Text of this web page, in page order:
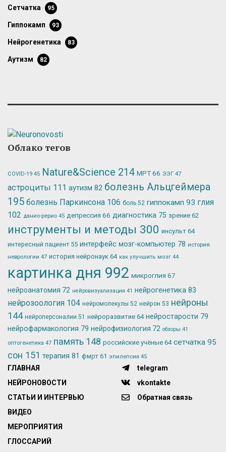
сетчатка 95
гиппокамп 93
нейрогенетика 83
аутизм 82
Облако тегов
COVID-19 45 Nature&Science 214 МРТ66 ЭЭГ 47
астроциты 111 аутизм 82 болезнь Альцгеймера
195 болезнь Паркинсона 106 боль 52 гиппокамп 93 глия
102 данио-рерио 45 депрессия 66 диагностика 75 зрение 62
инструменты и методы 300 инсульт 64
интересный пациент 55 интерфейс мозг-компьютер 78 история
неврологии 47 история нейронаук 64 как улучшить мозг 44
картинка дня 992 микроглия 67
нейроанатомия 72 нейровизуализация 41 нейрогенетика 83
нейрозоология 104 нейромолекулы 52 нейрон 53 нейроны
144 нейроперсоналии 51 нейроразвитие 64 нейростарости 79
нейрофармакология 79 нейрофизиология 72 обзоры 41
оптогенетика 47 память 148 российские учёные 64 сетчатка 95
сон 151 терапия 81 фмрт 61 эпилепсия 45
ГЛАВНАЯ
НЕЙРОНОВОСТИ
СТАТЬИ И ИНТЕРВЬЮ
ВИДЕО
МЕРОПРИЯТИЯ
ГЛОССАРИЙ
telegram
vkontakte
Обратная связь